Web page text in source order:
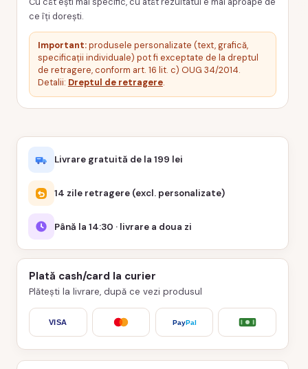
ce îți dorești.
Important:produsele personalizate (text, grafică,
specificații individuale) pot fi exceptate de la dreptul
de retragere, conform art. 16 lit. c) OUG 34/2014.
Detalii: Dreptul de retragere.
Livrare gratuită de la 199 lei
14 zile retragere (excl. personalizate)
Până la 14:30 · livrare a doua zi
Plată cash/card la curier
Plătești la livrare, după ce vezi produsul
VISA PayPal